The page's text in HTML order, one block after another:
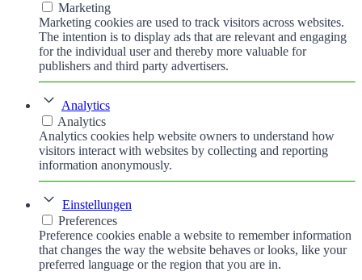
Marketing
Marketing cookies are used to track visitors across websites.
The intention is to display ads that are relevant and engaging
for the individual user and thereby more valuable for
publishers and third party advertisers.
Analytics
Analytics
Analytics cookies help website owners to understand how
visitors interact with websites by collecting and reporting
information anonymously.
Einstellungen
Preferences
Preference cookies enable a website to remember information
that changes the way the website behaves or looks, like your
preferred language or the region that you are in.